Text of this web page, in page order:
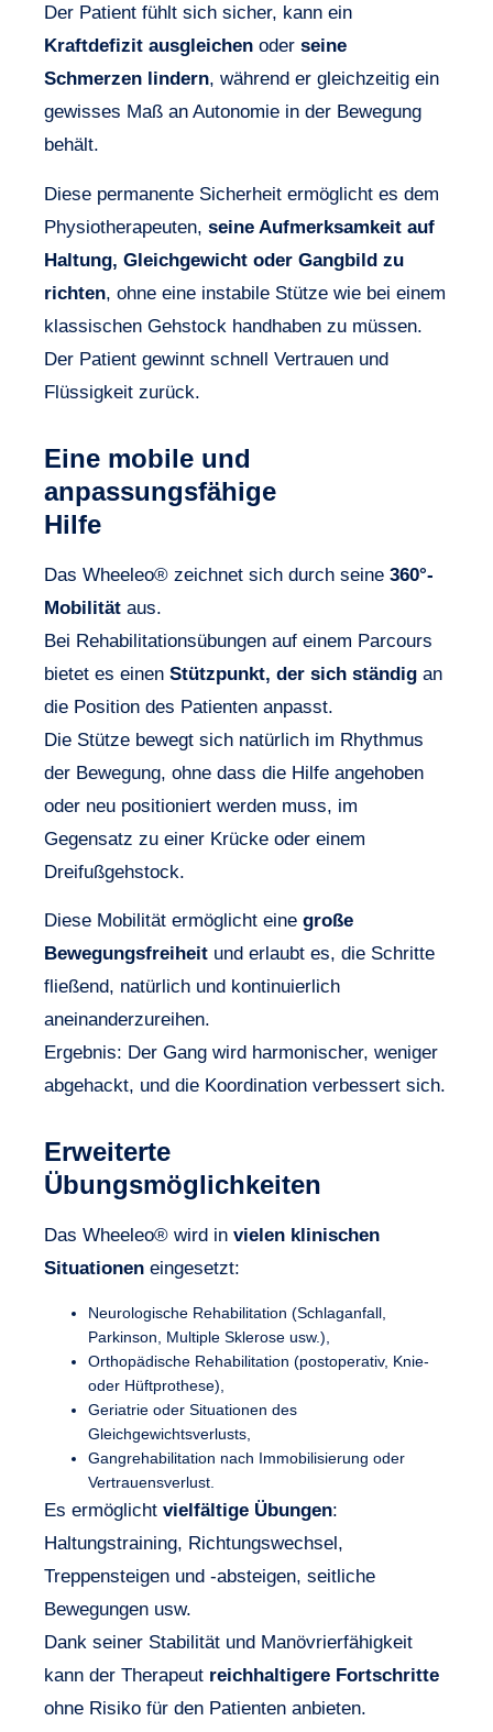
Der Patient fühlt sich sicher, kann ein
Kraftdefizit ausgleichen oder seine
Schmerzen lindern, während er gleichzeitig ein
gewisses Maß an Autonomie in der Bewegung
behält.
Diese permanente Sicherheit ermöglicht es dem
Physiotherapeuten, seine Aufmerksamkeit auf
Haltung, Gleichgewicht oder Gangbild zu
richten, ohne eine instabile Stütze wie bei einem
klassischen Gehstock handhaben zu müssen.
Der Patient gewinnt schnell Vertrauen und
Flüssigkeit zurück.
Eine mobile und
anpassungsfähige
Hilfe
Das Wheeleo® zeichnet sich durch seine 360°-
Mobilität aus.
Bei Rehabilitationsübungen auf einem Parcours
bietet es einen Stützpunkt, der sich ständig an
die Position des Patienten anpasst.
Die Stütze bewegt sich natürlich im Rhythmus
der Bewegung, ohne dass die Hilfe angehoben
oder neu positioniert werden muss, im
Gegensatz zu einer Krücke oder einem
Dreifußgehstock.
Diese Mobilität ermöglicht eine große
Bewegungsfreiheit und erlaubt es, die Schritte
fließend, natürlich und kontinuierlich
aneinanderzureihen.
Ergebnis: Der Gang wird harmonischer, weniger
abgehackt, und die Koordination verbessert sich.
Erweiterte
Übungsmöglichkeiten
Das Wheeleo® wird in vielen klinischen
Situationen eingesetzt:
Neurologische Rehabilitation (Schlaganfall,
Parkinson, Multiple Sklerose usw.),
Orthopädische Rehabilitation (postoperativ, Knie-
oder Hüftprothese),
Geriatrie oder Situationen des
Gleichgewichtsverlusts,
Gangrehabilitation nach Immobilisierung oder
Vertrauensverlust.
Es ermöglicht vielfältige Übungen:
Haltungstraining, Richtungswechsel,
Treppensteigen und -absteigen, seitliche
Bewegungen usw.
Dank seiner Stabilität und Manövrierfähigkeit
kann der Therapeut reichhaltigere Fortschritte
ohne Risiko für den Patienten anbieten.